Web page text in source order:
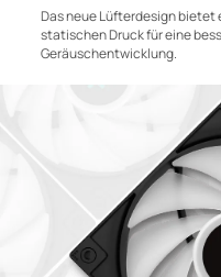
Das neue Lüfterdesign
statischen Druck für eine
Geräuschentwicklung.